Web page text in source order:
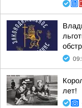
лет!